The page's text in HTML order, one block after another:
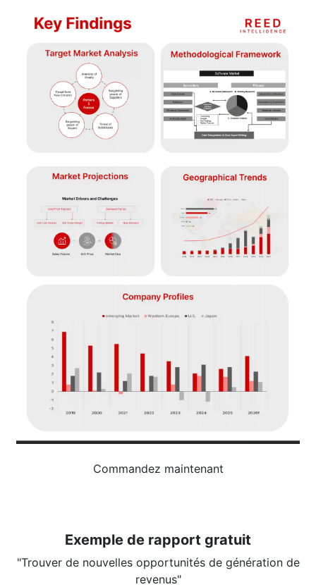
Commandez maintenant
Exemple de rapport gratuit
"Trouver de nouvelles opportunités de génération de
revenus"